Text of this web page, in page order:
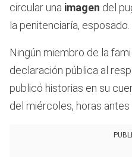
circular una imagen del
la penitenciaría, esposado.
Ningún miembro de la
declaración pública al
publicó historias en su
del miércoles, horas antes